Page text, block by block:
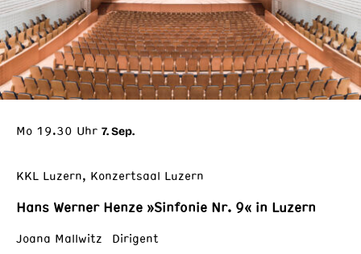
Mo 19.30 Uhr 7. Sep.
KKL Luzern, Konzertsaal Luzern
Hans Werner Henze »Sinfonie Nr. 9« in Luzern
Joana Mallwitz Dirigent